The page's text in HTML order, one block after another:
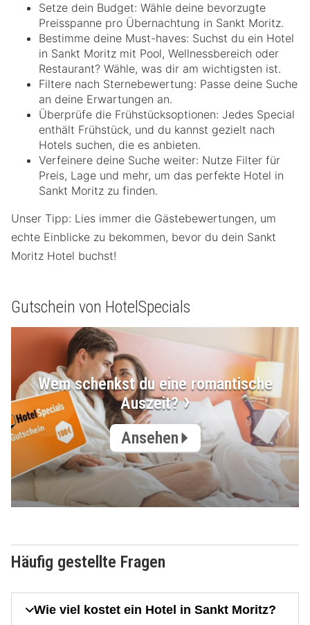
Setze dein Budget: Wähle deine bevorzugte
Preisspanne pro Übernachtung in Sankt Moritz.
Bestimme deine Must-haves: Suchst du ein Hotel
in Sankt Moritz mit Pool, Wellnessbereich oder
Restaurant? Wähle, was dir am wichtigsten ist.
Filtere nach Sternebewertung: Passe deine Suche
an deine Erwartungen an.
Überprüfe die Frühstücksoptionen: Jedes Special
enthält Frühstück, und du kannst gezielt nach
Hotels suchen, die es anbieten.
Verfeinere deine Suche weiter: Nutze Filter für
Preis, Lage und mehr, um das perfekte Hotel in
Sankt Moritz zu finden.
Unser Tipp: Lies immer die Gästebewertungen, um
echte Einblicke zu bekommen, bevor du dein Sankt
Moritz Hotel buchst!
Gutschein von HotelSpecials
Wem schenkst du eine romantische
Auszeit?
Ansehen
Häufig gestellte Fragen
Wie viel kostet ein Hotel in Sankt Moritz?